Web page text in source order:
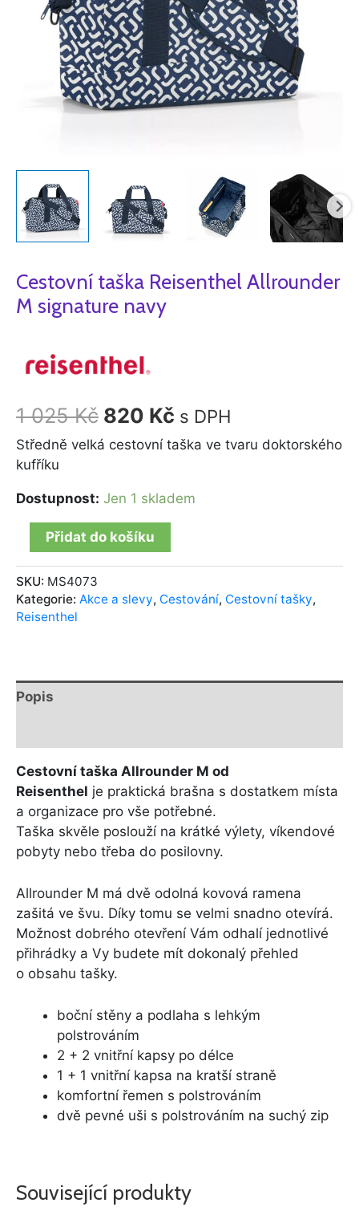
Cestovní taška Reisenthel Allrounder
M signature navy
1 025Kč 820 Kč s DPH
Středně velká cestovní taška ve tvaru doktorského
kufříku
Dostupnost: Jen 1 skladem
Přidat do košíku
SKU: MS4073
Kategorie: Akce a slevy, Cestování, Cestovní tašky,
Reisenthel
Popis
Cestovní taška Allrounder M od
Reisenthel je praktická brašna s dostatkem místa
a organizace pro vše potřebné.
Taška skvěle poslouží na krátké výlety, víkendové
pobyty nebo třeba do posilovny.
Allrounder M má dvě odolná kovová ramena
zašitá ve švu. Díky tomu se velmi snadno otevírá.
Možnost dobrého otevření Vám odhalí jednotlivé
přihrádky a Vy budete mít dokonalý přehled
o obsahu tašky.
boční stěny a podlaha s lehkým
polstrováním
2 + 2 vnitřní kapsy po délce
1 + 1 vnitřní kapsa na kratší straně
komfortní řemen s polstrováním
dvě pevné uši s polstrováním na suchý zip
Související produkty